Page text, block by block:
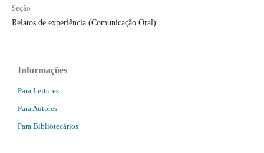
Seção
Relatos de experiência (Comunicação Oral)
Informações
Para Leitores
Para Autores
Para Bibliotecários